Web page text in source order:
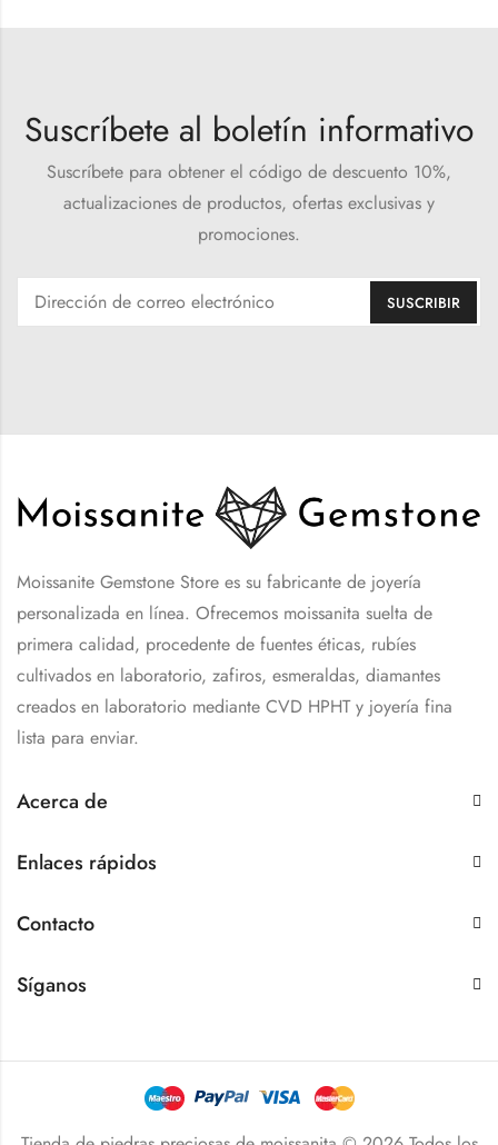
Suscríbete al boletín informativo
Suscríbete para obtener el código de descuento 10%,
actualizaciones de productos, ofertas exclusivas y
promociones.
Moissanite Gemstone Store es su fabricante de joyería
personalizada en línea. Ofrecemos moissanita suelta de
primera calidad, procedente de fuentes éticas, rubíes
cultivados en laboratorio, zafiros, esmeraldas, diamantes
creados en laboratorio mediante CVD HPHT y joyería fina
lista para enviar.
Acerca de
Enlaces rápidos
Contacto
Síganos